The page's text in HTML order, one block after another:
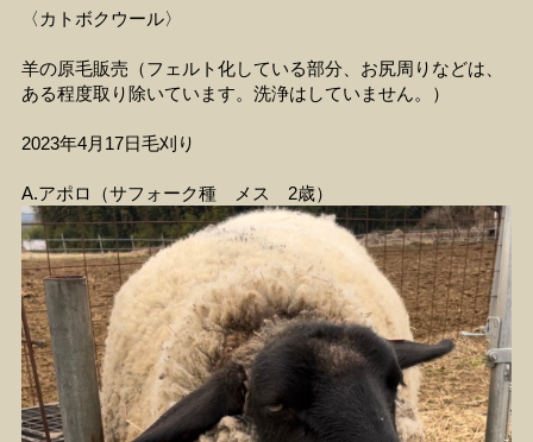
〈カトボクウール〉
羊の原毛販売（フェルト化している部分、お尻周りなどは、
ある程度取り除いています。洗浄はしていません。）
2023年4月17日毛刈り
A.アポロ（サフォーク種 メス 2歳）